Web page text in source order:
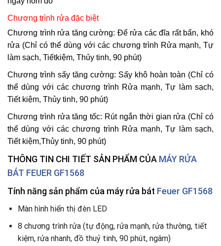
Chương trình rửa đặc biệt
Chương trình rửa tăng cường: Để rửa các đĩa rất bẩn, khó
rửa (Chỉ có thể dùng với các chương trình Rửa mạnh, Tự
làm sạch, Tiếtkiệm, Thủy tinh, 90 phút)
Chương trình sấy tăng cường: Sấy khô hoàn toàn (Chỉ có
thể dùng với các chương trình Rửa mạnh, Tự làm sạch,
Tiết kiệm, Thủy tinh, 90 phút)
Chương trình rửa tăng tốc: Rút ngắn thời gian rửa (Chỉ có
thể dùng với các chương trình Rửa mạnh, Tự làm sạch,
Tiết kiệm,Thủy tinh, 90 phút)
THÔNG TIN CHI TIẾT SẢN PHẨM CỦA MÁY RỬA
BÁT FEUER GF1568
Tính năng sản phẩm của máy rửa bát Feuer GF1568
Màn hình hiển thị đèn LED
8 chương trình rửa (tự động, rửa mạnh, rửa thường, tiết
kiệm, rửa nhanh, đồ thuỷ tinh, 90 phút, ngâm)